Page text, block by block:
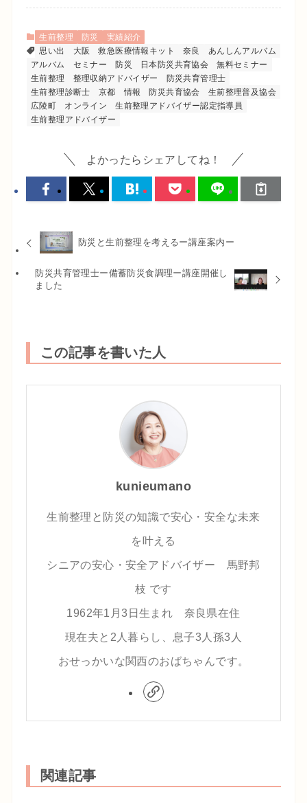
生前整理 防災
実績紹介
思い出
大阪 救急医療情報キット 奈良
あんしんアルバム
アルバム
セミナー 防災 日本防災共育協会
無料セミナー
生前整理
整理収納アドバイザー
防災共育管理士
生前整理診断士
京都 情報 防災共育協会
生前整理普及協会
広陵町
オンライン
生前整理アドバイザー認定指導員
生前整理アドバイザー
よかったらシェアしてね！
防災と生前整理を考えるー講座案内ー
防災共育管理士ー備蓄防災食調理ー講座開催し
ました
この記事を書いた人
kunieumano
生前整理と防災の知識で安心・安全な未来
を叶える
シニアの安心・安全アドバイザー 馬野邦
枝 です
1962年1月3日生まれ 奈良県在住
現在夫と2人暮らし、息子3人孫3人
おせっかいな関西のおばちゃんです。
関連記事